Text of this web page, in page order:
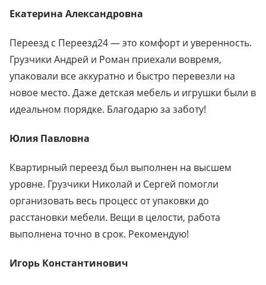
Екатерина Александровна
Переезд с Переезд24 — это комфорт и уверенность.
Грузчики Андрей и Роман приехали вовремя,
упаковали все аккуратно и быстро перевезли на
новое место. Даже детская мебель и игрушки были в
идеальном порядке. Благодарю за заботу!
Юлия Павловна
Квартирный переезд был выполнен на высшем
уровне. Грузчики Николай и Сергей помогли
организовать весь процесс от упаковки до
расстановки мебели. Вещи в целости, работа
выполнена точно в срок. Рекомендую!
Игорь Константинович